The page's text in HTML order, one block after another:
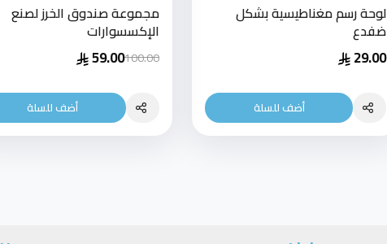
لوحة رسم مغناطيسية بشكل
ضفدع
29.00
أضف للسلة
مجموعة صندوق الخرز لصنع
الإكسسوارات
100.00
59.00
أضف للسلة